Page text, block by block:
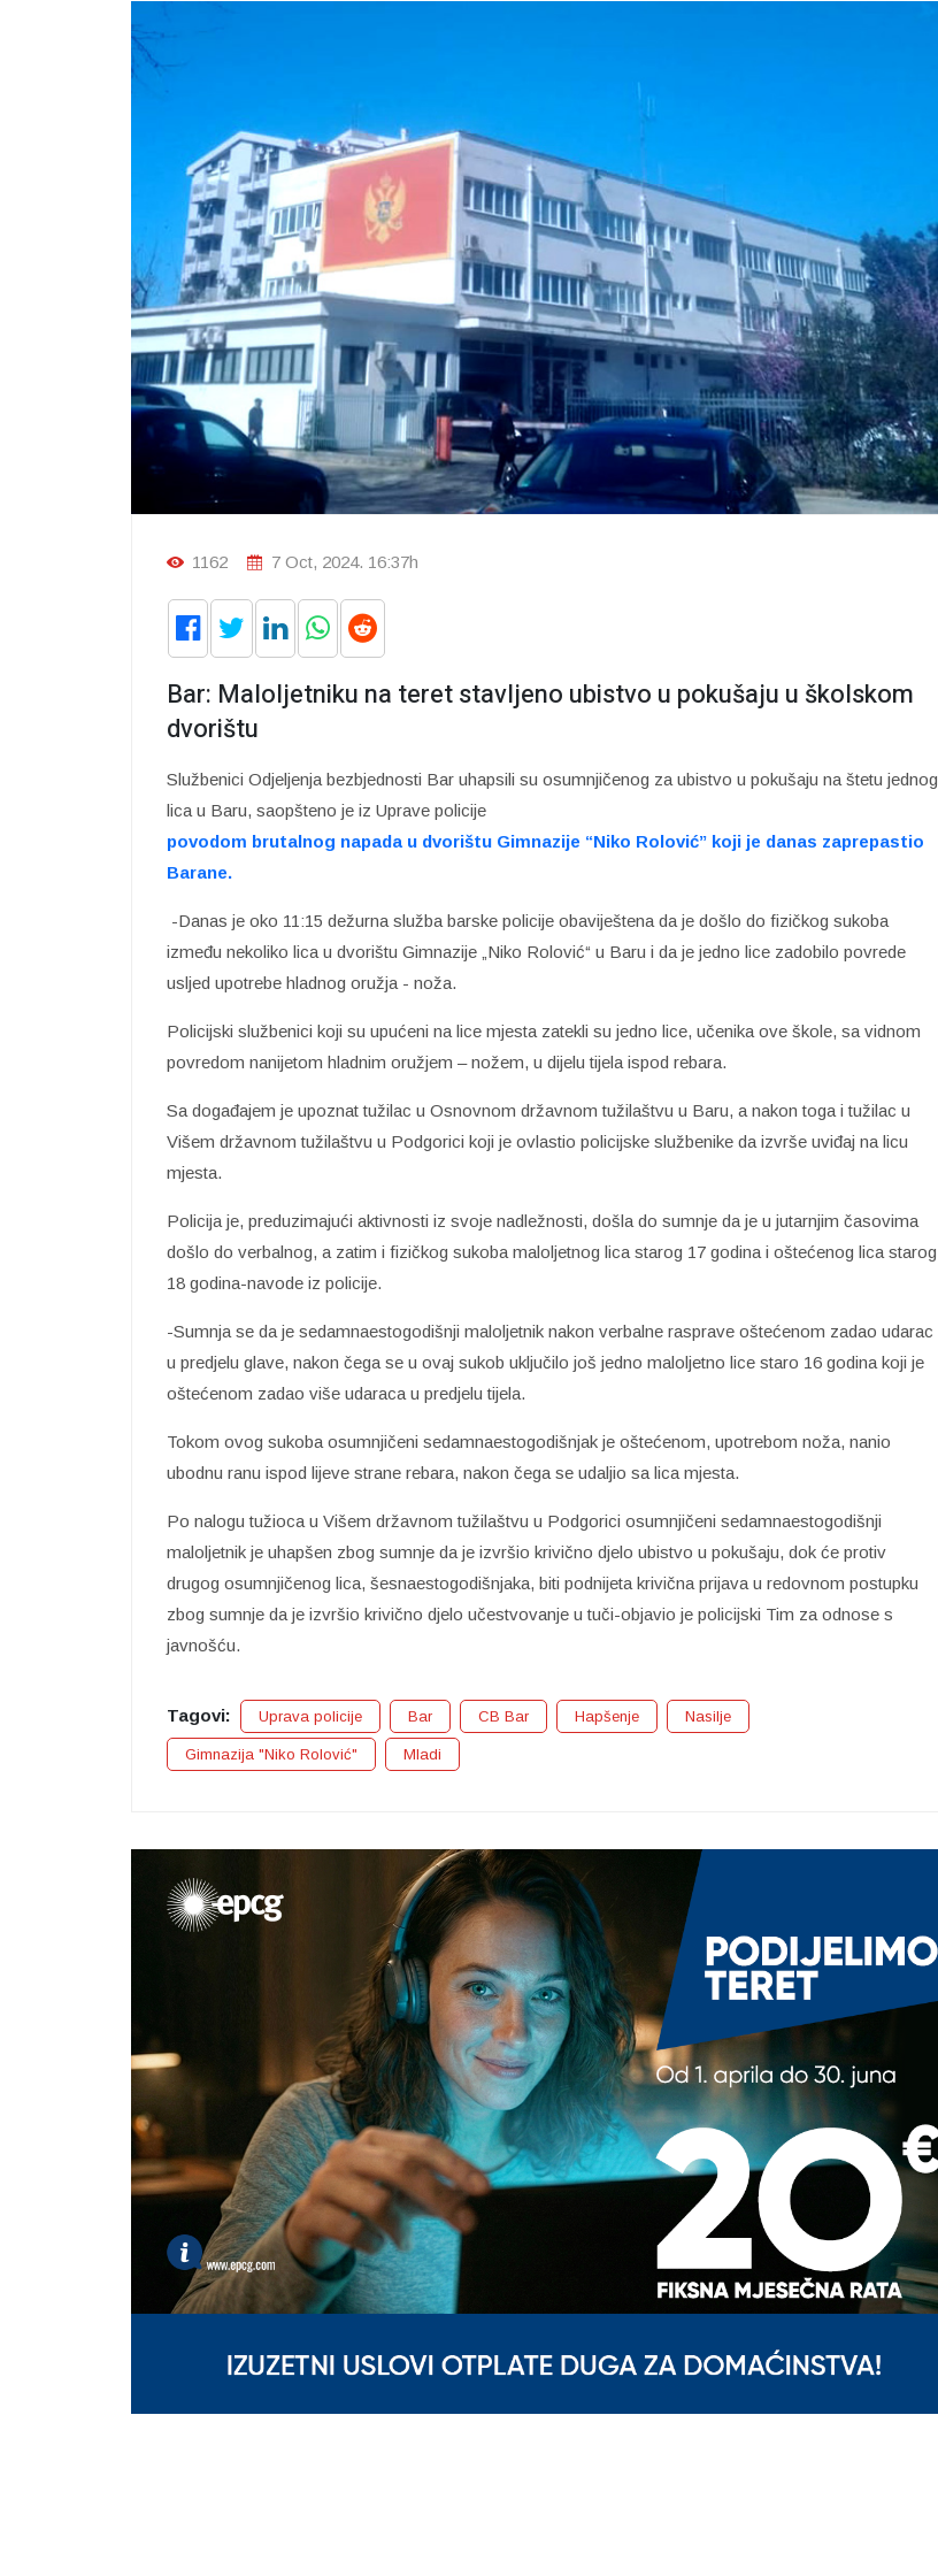
1162 7 Oct, 2024. 16:37h
Bar: Maloljetniku na teret stavljeno ubistvo u pokušaju u školskom
dvorištu
Službenici Odjeljenja bezbjednosti Bar uhapsili su osumnjičenog za ubistvo u pokušaju na štetu jednog
lica u Baru, saopšteno je iz Uprave policije
povodom brutalnog napada u dvorištu Gimnazije “Niko Rolović” koji je danas zaprepastio
Barane.
-Danas je oko 11:15 dežurna služba barske policije obaviještena da je došlo do fizičkog sukoba
između nekoliko lica u dvorištu Gimnazije „Niko Rolović“ u Baru i da je jedno lice zadobilo povrede
usljed upotrebe hladnog oružja - noža.
Policijski službenici koji su upućeni na lice mjesta zatekli su jedno lice, učenika ove škole, sa vidnom
povredom nanijetom hladnim oružjem – nožem, u dijelu tijela ispod rebara.
Sa događajem je upoznat tužilac u Osnovnom državnom tužilaštvu u Baru, a nakon toga i tužilac u
Višem državnom tužilaštvu u Podgorici koji je ovlastio policijske službenike da izvrše uviđaj na licu
mjesta.
Policija je, preduzimajući aktivnosti iz svoje nadležnosti, došla do sumnje da je u jutarnjim časovima
došlo do verbalnog, a zatim i fizičkog sukoba maloljetnog lica starog 17 godina i oštećenog lica starog
18 godina-navode iz policije.
-Sumnja se da je sedamnaestogodišnji maloljetnik nakon verbalne rasprave oštećenom zadao udarac
u predjelu glave, nakon čega se u ovaj sukob uključilo još jedno maloljetno lice staro 16 godina koji je
oštećenom zadao više udaraca u predjelu tijela.
Tokom ovog sukoba osumnjičeni sedamnaestogodišnjak je oštećenom, upotrebom noža, nanio
ubodnu ranu ispod lijeve strane rebara, nakon čega se udaljio sa lica mjesta.
Po nalogu tužioca u Višem državnom tužilaštvu u Podgorici osumnjičeni sedamnaestogodišnji
maloljetnik je uhapšen zbog sumnje da je izvršio krivično djelo ubistvo u pokušaju, dok će protiv
drugog osumnjičenog lica, šesnaestogodišnjaka, biti podnijeta krivična prijava u redovnom postupku
zbog sumnje da je izvršio krivično djelo učestvovanje u tuči-objavio je policijski Tim za odnose s
javnošću.
Tagovi: Uprava policije Bar CB Bar Hapšenje Nasilje
Gimnazija "Niko Rolović" Mladi